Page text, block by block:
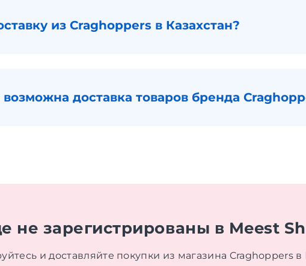
из Craghoppers в Казахстан?
доставка товаров бренда
не зарегистрированы в Meest
и доставляйте покупки из магазина Craghoppers в